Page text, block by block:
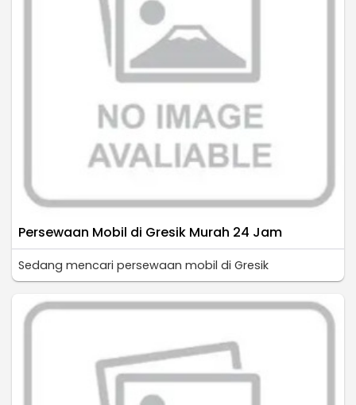
Persewaan Mobil di Gresik Murah 24 Jam
Sedang mencari persewaan mobil di Gresik